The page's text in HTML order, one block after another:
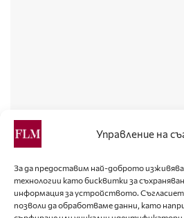
Управление на
За да предоставим най-доброто
технологии като бисквитки за
информация за устройството.
позволи да обработваме данни, като
ПРИЧЕСКИ
Световният стилист Франко
пилотаж в прическите